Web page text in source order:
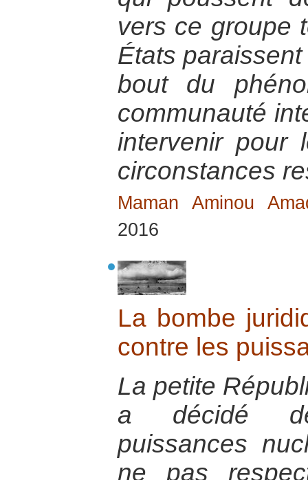
vers ce groupe
États
bout du
communauté
intervenir pour
circonstances
Maman Aminou
2016
La bombe
contre les
La petite
a décidé
puissances
ne pas